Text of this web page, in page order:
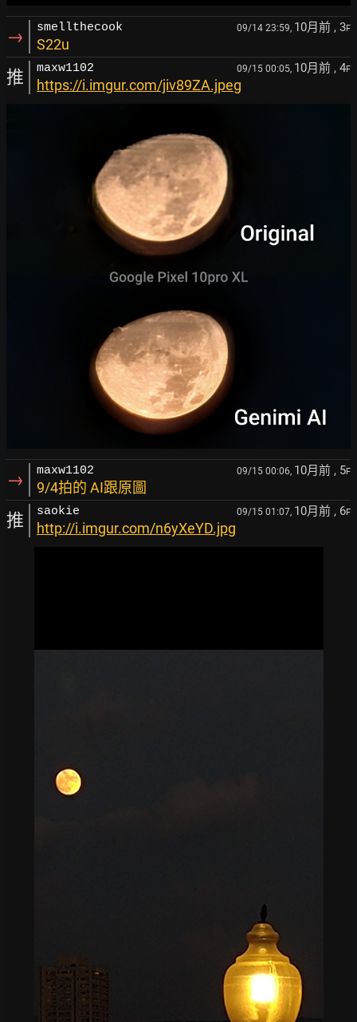
→ smellthecook 09/14 23:59, 10月前 , 3F
S22u
推 maxw1102 09/15 00:05, 10月前 , 4F
https://i.imgur.com/jiv89ZA.jpeg
→ maxw1102 09/15 00:06, 10月前 , 5F
9/4拍的 AI跟原圖
推 saokie 09/15 01:07, 10月前 , 6F
http://i.imgur.com/n6yXeYD.jpg